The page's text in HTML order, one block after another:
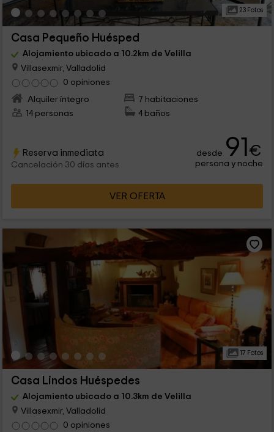
23 Fotos
Casa Pequeño Huésped
Alojamiento ubicado a 10.2km de Velilla
Villasexmir, Valladolid
0 opiniones
Alquiler íntegro
7 habitaciones
14 personas
4 baños
Reserva inmediata
Cancelación 30 días antes
desde 91€
persona y noche
VER OFERTA
17 Fotos
Casa Lindos Huéspedes
Alojamiento ubicado a 10.3km de Velilla
Villasexmir, Valladolid
0 opiniones